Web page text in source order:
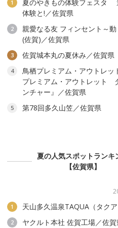
1
夏のやきもの体験フェスタ
体験と!／佐賀県
2
親愛なる友 フィンセント～
(佐賀)／佐賀県
3 佐賀城本丸の夏休み／佐賀県
4
鳥栖プレミアム・アウトレッ
プレミアム・アウトレット
ンチャー』／佐賀県
5
第78回多久山笠／佐賀県
夏の人気スポットランキ
【佐賀県】
1 天山多久温泉TAQUA（タク
2 ヤクルト本社 佐賀工場／佐